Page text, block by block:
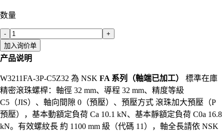
数量
-
+
加入询价单
产品说明
W3211FA-3P-C5Z32 為 NSK FA 系列（軸端已加工）
標準在庫
精密滾珠螺桿：軸徑 32 mm、導程 32 mm、精度等級
C5（JIS）、軸向間隙 0（預壓）、預壓方式 滾珠加大預壓（P
預壓），基本動額定負荷 Ca 10.1 kN、基本靜額定負荷 C0a 16.8
kN。有效螺紋長 約 1100 mm 級（代碼 11），軸全長請依 NSK